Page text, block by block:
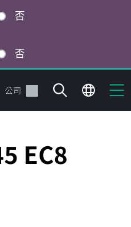
否
否
公司
EC8